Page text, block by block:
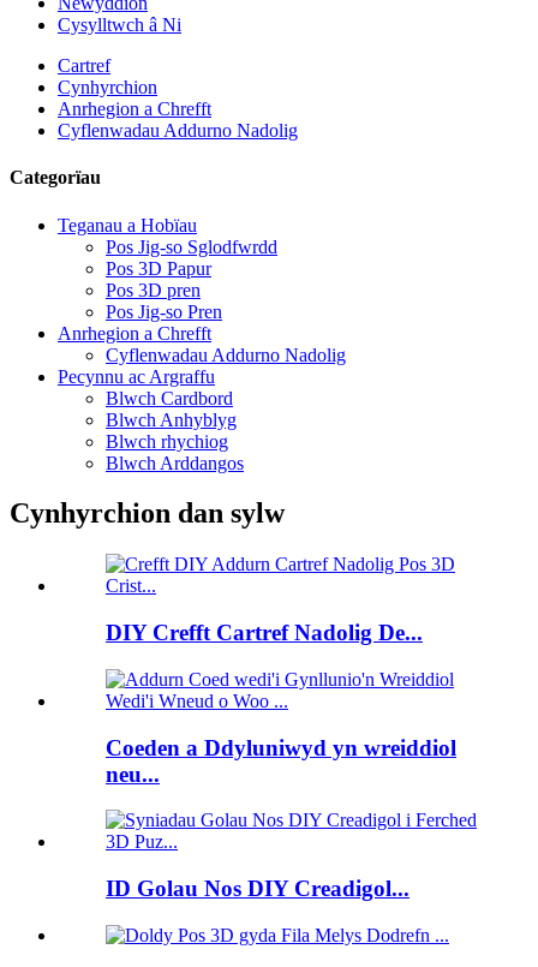
Cysylltwch â Ni
Cartref
Cynhyrchion
Anrhegion a Chrefft
Cyflenwadau Addurno Nadolig
Categorïau
Teganau a Hobïau
Pos Jig-so Sglodfwrdd
Pos 3D Papur
Pos 3D pren
Pos Jig-so Pren
Anrhegion a Chrefft
Cyflenwadau Addurno Nadolig
Pecynnu ac Argraffu
Blwch Cardbord
Blwch Anhyblyg
Blwch rhychiog
Blwch Arddangos
Cynhyrchion dan sylw
DIY Crefft Cartref Nadolig De...
Coeden a Ddyluniwyd yn wreiddiol
neu...
ID Golau Nos DIY Creadigol...